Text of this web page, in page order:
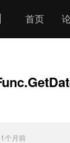
首页
个月前